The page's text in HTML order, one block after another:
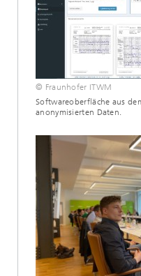
© Fraunhofer ITWM
Softwareoberfläche aus
anonymisierten Daten.